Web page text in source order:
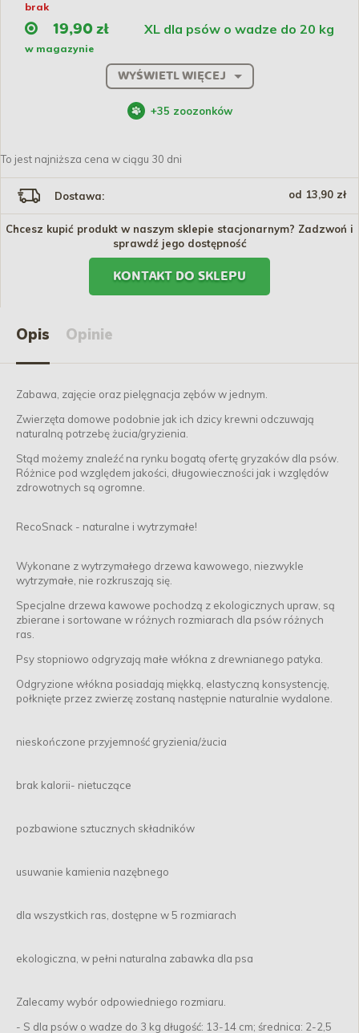
brak
19,90 zł XL dla psów o wadze do 20 kg
w magazynie
WYŚWIETL WIĘCEJ
+35 zoozonków
To jest najniższa cena w ciągu 30 dni
Dostawa: od 13,90 zł
Chcesz kupić produkt w naszym sklepie stacjonarnym? Zadzwoń i
sprawdź jego dostępność
KONTAKT DO SKLEPU
Opis Opinie
Zabawa, zajęcie oraz pielęgnacja zębów w jednym.
Zwierzęta domowe podobnie jak ich dzicy krewni odczuwają
naturalną potrzebę żucia/gryzienia.
Stąd możemy znaleźć na rynku bogatą ofertę gryzaków dla psów.
Różnice pod względem jakości, długowieczności jak i względów
zdrowotnych są ogromne.
RecoSnack - naturalne i wytrzymałe!
Wykonane z wytrzymałego drzewa kawowego, niezwykle
wytrzymałe, nie rozkruszają się.
Specjalne drzewa kawowe pochodzą z ekologicznych upraw, są
zbierane i sortowane w różnych rozmiarach dla psów różnych
ras.
Psy stopniowo odgryzają małe włókna z drewnianego patyka.
Odgryzione włókna posiadają miękką, elastyczną konsystencję,
połknięte przez zwierzę zostaną następnie naturalnie wydalone.
nieskończone przyjemność gryzienia/żucia
brak kalorii- nietuczące
pozbawione sztucznych składników
usuwanie kamienia nazębnego
dla wszystkich ras, dostępne w 5 rozmiarach
ekologiczna, w pełni naturalna zabawka dla psa
Zalecamy wybór odpowiedniego rozmiaru.
- S dla psów o wadze do 3 kg długość: 13-14 cm; średnica: 2-2,5